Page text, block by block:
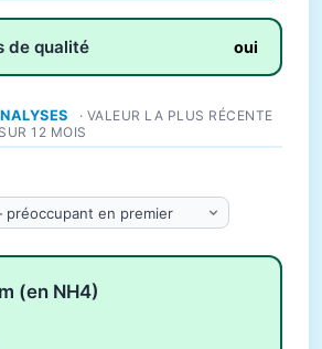
de qualité oui
· VALEUR LA PLUS RÉCENTE
12 MOIS
(en NH4)